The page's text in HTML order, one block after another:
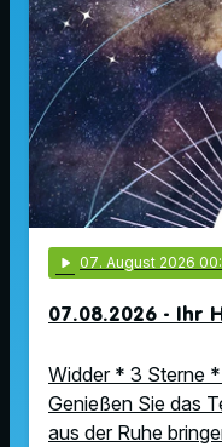
play_arrow 07. August 2026
07.08.2026 - Ihr
Widder * 3 Sterne
Genießen Sie das
aus der Ruhe